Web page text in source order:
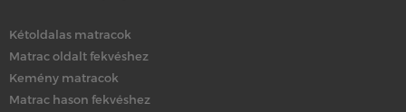
Kétoldalas matracok
Matrac oldalt fekvéshez
Kemény matracok
Matrac hason fekvéshez